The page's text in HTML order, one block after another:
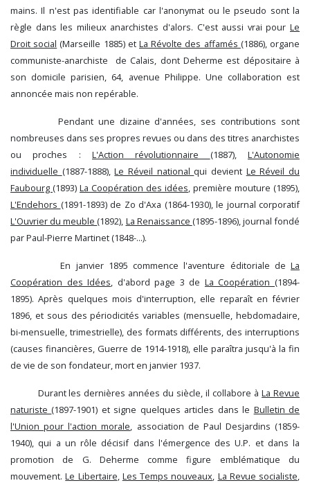
mains. Il n'est pas identifiable car l'anonymat ou le pseudo sont la
règle dans les milieux anarchistes d'alors. C'est aussi vrai pour Le
Droit social (Marseille 1885) etLa Révolte des affamés (1886), organe
communiste-anarchiste de Calais, dont Deherme est dépositaire à
son domicile parisien, 64, avenue Philippe. Une collaboration est
annoncée mais non repérable.
Pendant une dizaine d'années, ses contributions sont
nombreuses dans ses propres revues ou dans des titres anarchistes
ou proches : L'Action révolutionnaire (1887),L'Autonomie
individuelle (1887-1888),Le Réveil national qui devient Le Réveil du
Faubourg (1893) La Coopération des idées, première mouture (1895),
L'Endehors (1891-1893) de Zo d'Axa (1864-1930), le journal corporatif
L'Ouvrier du meuble (1892), La Renaissance (1895-1896), journal fondé
par Paul-Pierre Martinet (1848-...).
En janvier 1895 commence l'aventure éditoriale de La
Coopération des Idées, d'abord page 3 de La Coopération (1894-
1895). Après quelques mois d'interruption, elle reparaît en février
1896, et sous des périodicités variables (mensuelle, hebdomadaire,
bi-mensuelle, trimestrielle), des formats différents, des interruptions
(causes financières, Guerre de 1914-1918), elle paraîtra jusqu'à la fin
de vie de son fondateur, mort en janvier 1937.
Durant les dernières années du siècle, il collabore àLa Revue
naturiste (1897-1901) et signe quelques articles dans le Bulletin de
l'Union pour l'action morale, association de Paul Desjardins (1859-
1940), qui a un rôle décisif dans l'émergence des U.P. et dans la
promotion de G. Deherme comme figure emblématique du
mouvement.Le Libertaire, Les Temps nouveaux, La Revue socialiste,